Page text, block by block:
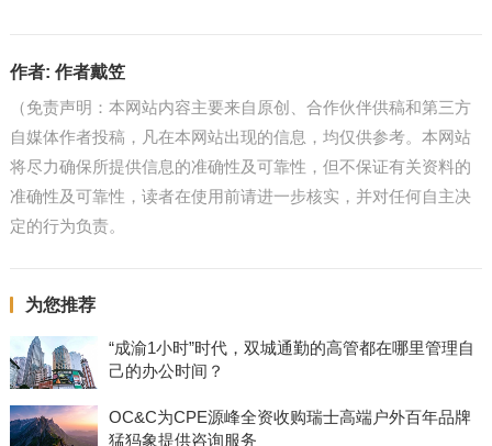
作者: 作者戴笠
（免责声明：本网站内容主要来自原创、合作伙伴供稿和第三方
自媒体作者投稿，凡在本网站出现的信息，均仅供参考。本网站
将尽力确保所提供信息的准确性及可靠性，但不保证有关资料的
准确性及可靠性，读者在使用前请进一步核实，并对任何自主决
定的行为负责。
为您推荐
“成渝1小时”时代，双城通勤的高管都在哪里管理自
己的办公时间？
OC&C为CPE源峰全资收购瑞士高端户外百年品牌
猛犸象提供咨询服务